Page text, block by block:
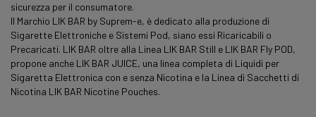
sicurezza per il consumatore.
Il Marchio LIK BAR by Suprem-e, è dedicato alla produzione di
Sigarette Elettroniche e Sistemi Pod, siano essi Ricaricabili o
Precaricati. LIK BAR oltre alla Linea LIK BAR Still e LIK BAR Fly POD,
propone anche LIK BAR JUICE, una linea completa di Liquidi per
Sigaretta Elettronica con e senza Nicotina e la Linea di Sacchetti di
Nicotina LIK BAR Nicotine Pouches.